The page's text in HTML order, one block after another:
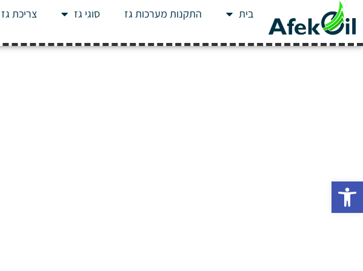
פתח סרגל נגישות
בית התקנות מערכות גז סוגי גז צריכת גז